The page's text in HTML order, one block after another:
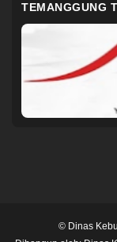
TEMANGGUNG
© Dinas